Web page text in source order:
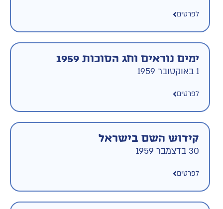
לפרטים
ימים נוראים וחג הסוכות 1959
1 באוקטובר 1959
לפרטים
קידוש השם בישראל
30 בדצמבר 1959
לפרטים